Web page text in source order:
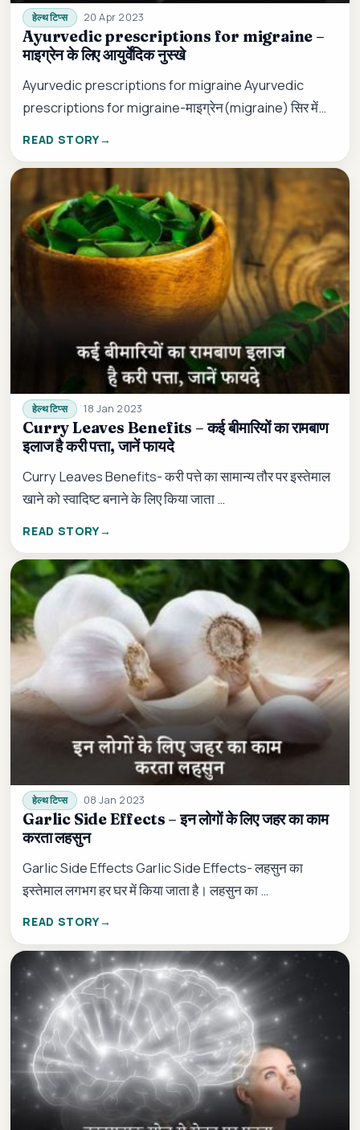
हेल्थ टिप्स 20 Apr 2023
Ayurvedic prescriptions for migraine –
माइग्रेन के लिए आयुर्वेदिक नुस्खे
Ayurvedic prescriptions for migraine Ayurvedic
prescriptions for migraine-माइग्रेन(migraine) सिर में
READ STORY
हेल्थ टिप्स 18 Jan 2023
Curry Leaves Benefits – कई बीमारियों का रामबाण
इलाज है करी पत्ता, जानें फायदे
Curry Leaves Benefits- करी पत्ते का सामान्य तौर पर इस्तेमाल
खाने को स्वादिष्ट बनाने के लिए किया जाता …
READ STORY
हेल्थ टिप्स 08 Jan 2023
Garlic Side Effects – इन लोगों के लिए जहर का काम
करता लहसुन
Garlic Side Effects Garlic Side Effects- लहसुन का
इस्तेमाल लगभग हर घर में किया जाता है। लहसुन का …
READ STORY